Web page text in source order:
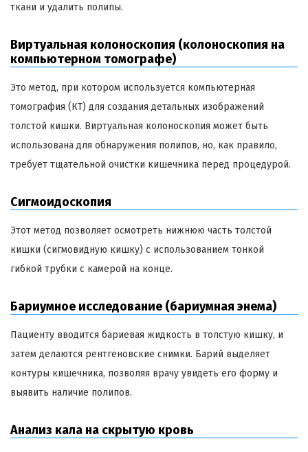
ткани и удалить полипы.
Виртуальная колоноскопия (колоноскопия на
компьютерном томографе)
Это метод, при котором используется компьютерная
томография (КТ) для создания детальных изображений
толстой кишки. Виртуальная колоноскопия может быть
использована для обнаружения полипов, но, как правило,
требует тщательной очистки кишечника перед процедурой.
Сигмоидоскопия
Этот метод позволяет осмотреть нижнюю часть толстой
кишки (сигмовидную кишку) с использованием тонкой
гибкой трубки с камерой на конце.
Бариумное исследование (бариумная энема)
Пациенту вводится бариевая жидкость в толстую кишку, и
затем делаются рентгеновские снимки. Барий выделяет
контуры кишечника, позволяя врачу увидеть его форму и
выявить наличие полипов.
Анализ кала на скрытую кровь